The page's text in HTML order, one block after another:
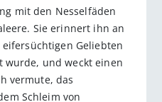
mit den Nesselfäden
Sie erinnert ihn an
Geliebten
und weckt einen
vermute, das
Schleim von